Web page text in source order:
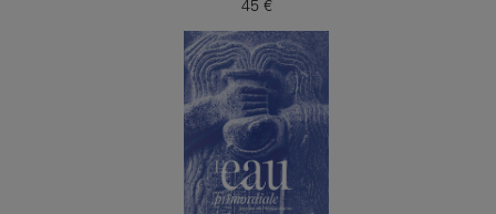
Prix ​​actuel
45 €